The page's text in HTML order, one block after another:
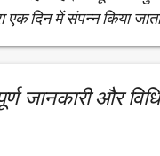
एक दिन में संपन्न किया
जानकारी और विधि